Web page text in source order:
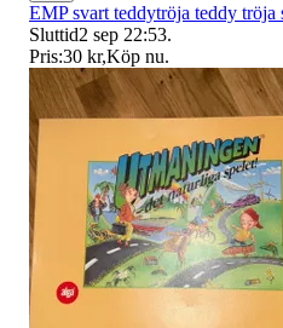
EMP svart teddytröja teddy tröja
Sluttid2 sep 22:53.
Pris:30 kr,Köp nu.